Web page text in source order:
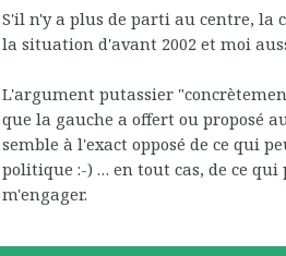
S'il n'y a plus de parti au centre, la
la situation d'avant 2002 et moi
L'argument putassier
que la gauche a offert ou proposé
semble à l'exact opposé de ce qui
politique :-) … en tout cas, de ce qui
m'engager.